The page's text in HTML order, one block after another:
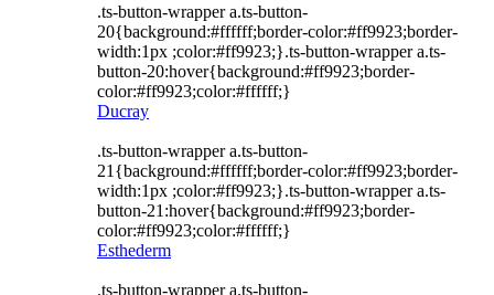
.ts-button-wrapper a.ts-button-
20{background:#ffffff;border-color:#ff9923;border-
width:1px ;color:#ff9923;}.ts-button-wrapper a.ts-
button-20:hover{background:#ff9923;border-
color:#ff9923;color:#ffffff;}
Ducray
.ts-button-wrapper a.ts-button-
21{background:#ffffff;border-color:#ff9923;border-
width:1px ;color:#ff9923;}.ts-button-wrapper a.ts-
button-21:hover{background:#ff9923;border-
color:#ff9923;color:#ffffff;}
Esthederm
.ts-button-wrapper a.ts-button-